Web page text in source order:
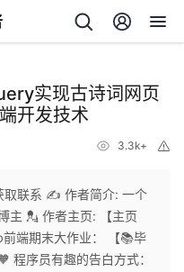
实现古诗词网页
开发技术
3.3k+
取联系 ✍️ 作者简介: 一个
主 💂 作者主页: 【主页
端期末大作业： 【📚毕
程序员有趣的告白方式：